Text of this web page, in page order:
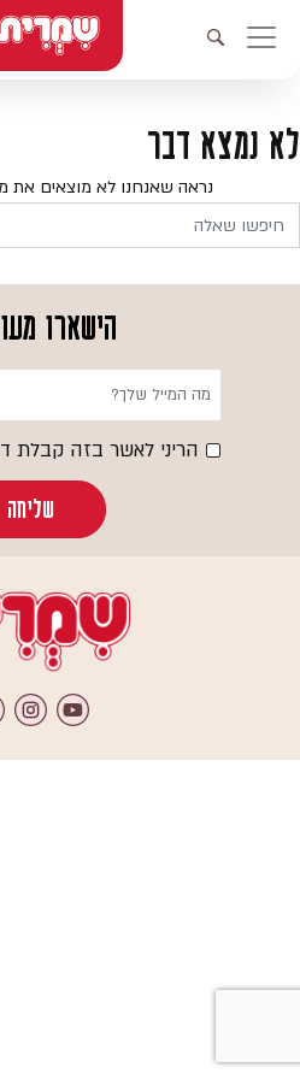
ניווט ראשי
פתיחת חיפוש
עולמות האפיה
מתכונים
קטלוג המוצרים
שאלות ותשובות
החשבון שלי
היסטורית הזמנות
עדכן סיסמה
לא נמצא דבר
נראה שאנחנו לא מוצאים את
הישארו
הריני לאשר בזה קבלת
שליחה